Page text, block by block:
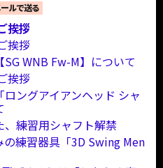
ルで送る
挨拶
挨拶
WNB Fw-M】について
挨拶
ングアイアンヘッド シャ
、練習用シャフト解禁
の練習器具「3D Swing Men